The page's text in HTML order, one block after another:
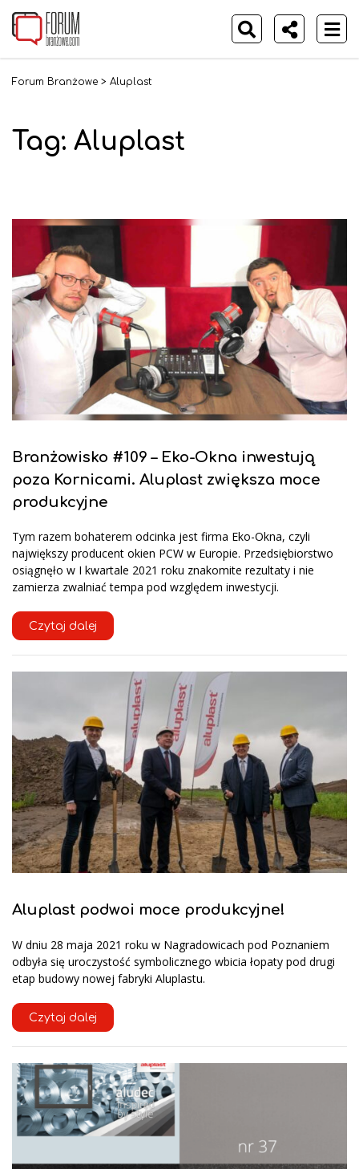
Forum Branżowe > Aluplast
Tag: Aluplast
Branżowisko #109 – Eko-Okna inwestują
poza Kornicami. Aluplast zwiększa moce
produkcyjne
Tym razem bohaterem odcinka jest firma Eko-Okna, czyli
największy producent okien PCW w Europie. Przedsiębiorstwo
osiągnęło w I kwartale 2021 roku znakomite rezultaty i nie
zamierza zwalniać tempa pod względem inwestycji.
Czytaj dalej
Aluplast podwoi moce produkcyjne!
W dniu 28 maja 2021 roku w Nagradowicach pod Poznaniem
odbyła się uroczystość symbolicznego wbicia łopaty pod drugi
etap budowy nowej fabryki Aluplastu.
Czytaj dalej